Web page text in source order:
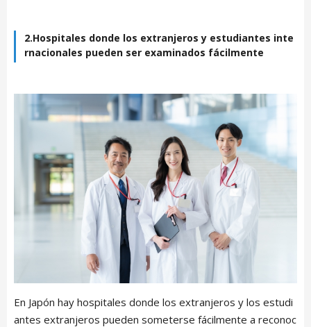
2.Hospitales donde los extranjeros y estudiantes inte
rnacionales pueden ser examinados fácilmente
En Japón hay hospitales donde los extranjeros y los estudi
antes extranjeros pueden someterse fácilmente a reconoc